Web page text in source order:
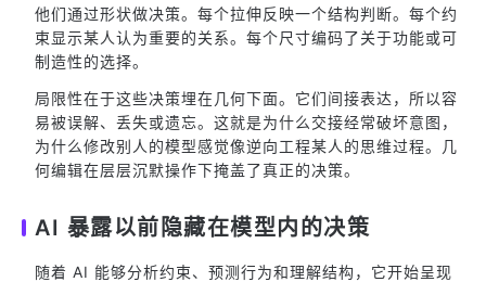
他们通过形状做决策。每个拉伸反映一个结构判断。每个约
束显示某人认为重要的关系。每个尺寸编码了关于功能或可
制造性的选择。
局限性在于这些决策埋在几何下面。它们间接表达，所以容
易被误解、丢失或遗忘。这就是为什么交接经常破坏意图，
为什么修改别人的模型感觉像逆向工程某人的思维过程。几
何编辑在层层沉默操作下掩盖了真正的决策。
AI 暴露以前隐藏在模型内的决策
随着 AI 能够分析约束、预测行为和理解结构，它开始呈现